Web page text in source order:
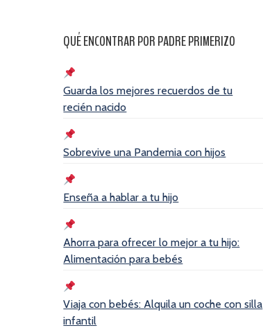
QUÉ ENCONTRAR POR PADRE PRIMERIZO
Guarda los mejores recuerdos de tu
recién nacido
Sobrevive una Pandemia con hijos
Enseña a hablar a tu hijo
Ahorra para ofrecer lo mejor a tu hijo:
Alimentación para bebés
Viaja con bebés: Alquila un coche con silla
infantil